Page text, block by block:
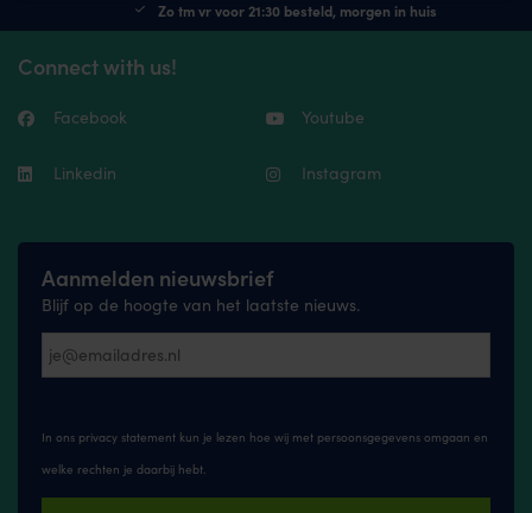
Zo tm vr voor 21:30 besteld, morgen in huis
Connect with us!
Facebook Youtube
Linkedin Instagram
Aanmelden nieuwsbrief
Blijf op de hoogte van het laatste nieuws.
In ons privacy statement kun je lezen hoe wij met persoonsgegevens omgaan en
welke rechten je daarbij hebt.